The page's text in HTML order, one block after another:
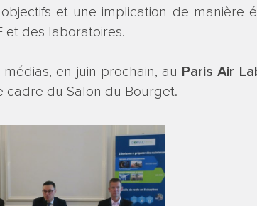
et une implication de manière
et des laboratoires.
en juin prochain, au Paris Air
cadre du Salon du Bourget.